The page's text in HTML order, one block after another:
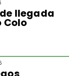
llegada
Colo